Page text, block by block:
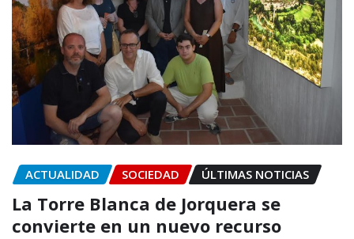
ACTUALIDAD SOCIEDAD ÚLTIMAS NOTICIAS
La Torre Blanca de Jorquera se
convierte en un nuevo recurso